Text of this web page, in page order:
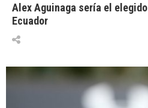
Alex Aguinaga sería el
Ecuador